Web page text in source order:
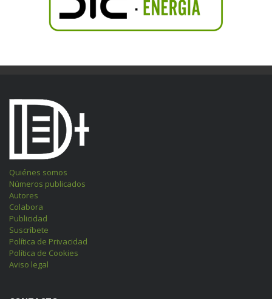
Quiénes somos
Números publicados
Autores
Colabora
Publicidad
Suscríbete
Política de Privacidad
Política de Cookies
Aviso legal